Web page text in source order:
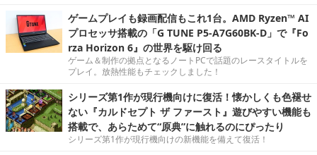
ゲームプレイも録画配信もこれ1台。AMD Ryzen™ AI
プロセッサ搭載の「G TUNE P5-A7G60BK-D」で『Fo
rza Horizon 6』の世界を駆け回る
ゲーム＆制作の拠点となるノートPCで話題のレースタイトルを
プレイ。放熱性能もチェックしました！
シリーズ第1作が現行機向けに復活！懐かしくも色褪せ
ない『カルドセプト ザ ファースト』遊びやすい機能も
搭載で、あらためて“原典”に触れるのにぴったり
シリーズ第1作が現行機向けの新機能を備えて復活！